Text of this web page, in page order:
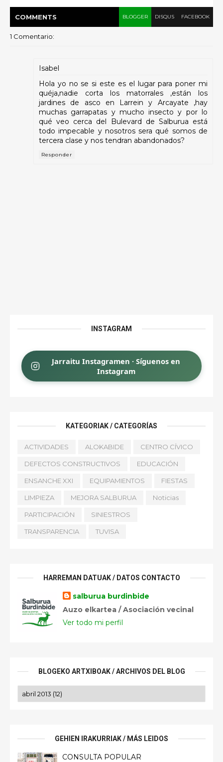
COMMENTS BLOGGER DISQUS FACEBOOK
1 Comentario:
Isabel
Hola yo no se si este es el lugar para poner mi
quéja,nadie corta los matorrales ,están los
jardines de asco en Larrein y Arcayate ,hay
muchas garrapatas y mucho insecto y por lo
qué veo cerca del Bulevard de Salburua está
todo impecable y nosotros sera qué somos de
tercera clase y nos tendran abandonados?
Responder
INSTAGRAM
Jarraitu Instagramen · Síguenos en
Instagram
KATEGORIAK / CATEGORÍAS
ACTIVIDADES ALOKABIDE CENTRO CÍVICO
DEFECTOS CONSTRUCTIVOS EDUCACIÓN
ENSANCHE XXI EQUIPAMIENTOS FIESTAS
LIMPIEZA MEJORA SALBURUA Noticias
PARTICIPACIÓN SINIESTROS
TRANSPARENCIA TUVISA
HARREMAN DATUAK / DATOS CONTACTO
salburua burdinbide
Auzo elkartea / Asociación vecinal
Ver todo mi perfil
BLOGEKO ARTXIBOAK / ARCHIVOS DEL BLOG
GEHIEN IRAKURRIAK / MÁS LEIDOS
CONSULTA POPULAR